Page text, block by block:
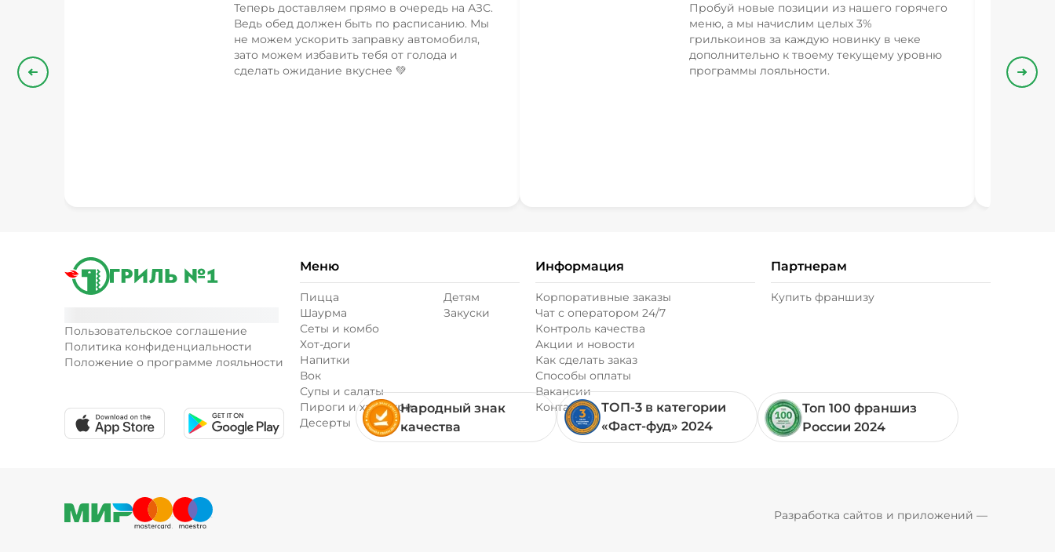
Назад
Теперь доставляем прямо в очередь на АЗС.
Ведь обед должен быть по расписанию. Мы
не можем ускорить заправку автомобиля,
зато можем избавить тебя от голода и
сделать ожидание вкуснее 💚
Пробуй новые позиции из нашего горячего
меню, а мы начислим целых 3%
грилькоинов за каждую новинку в чеке
дополнительно к твоему текущему уровню
программы лояльности.
Пользовательское соглашение
Политика конфиденциальности
Положение о программе лояльности
Меню
Пицца
Шаурма
Сеты и комбо
Хот-доги
Напитки
Вок
Супы и салаты
Пироги и хачапури
Десерты
Детям
Закуски
Информация
Корпоративные заказы
Чат с оператором 24/7
Контроль качества
Акции и новости
Как сделать заказ
Способы оплаты
Вакансии
Контакты
Партнерам
Купить франшизу
Народный знак
качества
ТОП-3 в категории
«Фаст-фуд» 2024
Топ 100 франшиз
России 2024
Разработка сайтов и приложений —